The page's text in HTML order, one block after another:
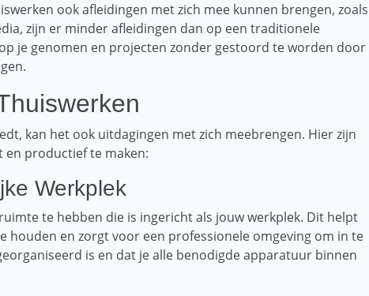
ook afleidingen met zich mee kunnen brengen, zoals
zijn er minder afleidingen dan op een traditionele
je genomen en projecten zonder gestoord te worden door
kan het ook uitdagingen met zich meebrengen. Hier zijn
en productief te maken:
Werkplek
te hebben die is ingericht als jouw werkplek. Dit helpt
houden en zorgt voor een professionele omgeving om in te
is en dat je alle benodigde apparatuur binnen